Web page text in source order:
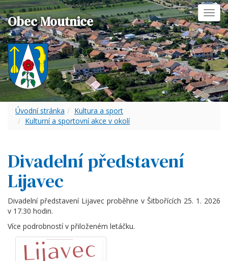
Obec Moutnice
Úvodní stránka
Kultura a sport
Kulturní a sportovní akce v okolí
Divadelní představení
Lijavec
Divadelní představení Lijavec proběhne v Šitbořících 25. 1. 2026
v 17.30 hodin.
Více podrobností v přiloženém letáčku.